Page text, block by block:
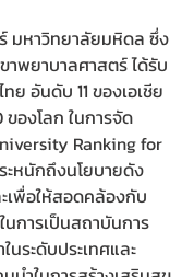
มหาวิทยาลัยมหิดล ซึ่ง
พยาบาลศาสตร์ ได้รับ
ย อันดับ 11 ของเอเชีย
ของโลก ในการจัด
Ranking for
ะหนักถึงนโยบายดัง
เพื่อให้สอดคล้องกับ
การเป็นสถาบันการ
ระดับประเทศและ